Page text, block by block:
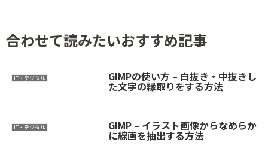
合わせて読みたいおすすめ記事
IT・デジタル GIMPの使い方 – 白抜き・中抜きし
た文字の縁取りをする方法
IT・デジタル GIMP – イラスト画像からなめらか
に線画を抽出する方法